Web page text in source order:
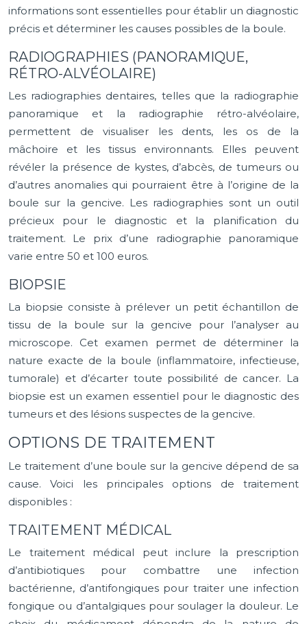
informations sont essentielles pour établir un diagnostic
précis et déterminer les causes possibles de la boule.
RADIOGRAPHIES (PANORAMIQUE,
RÉTRO-ALVÉOLAIRE)
Les radiographies dentaires, telles que la radiographie
panoramique et la radiographie rétro-alvéolaire,
permettent de visualiser les dents, les os de la
mâchoire et les tissus environnants. Elles peuvent
révéler la présence de kystes, d’abcès, de tumeurs ou
d’autres anomalies qui pourraient être à l’origine de la
boule sur la gencive. Les radiographies sont un outil
précieux pour le diagnostic et la planification du
traitement. Le prix d’une radiographie panoramique
varie entre 50 et 100 euros.
BIOPSIE
La biopsie consiste à prélever un petit échantillon de
tissu de la boule sur la gencive pour l’analyser au
microscope. Cet examen permet de déterminer la
nature exacte de la boule (inflammatoire, infectieuse,
tumorale) et d’écarter toute possibilité de cancer. La
biopsie est un examen essentiel pour le diagnostic des
tumeurs et des lésions suspectes de la gencive.
OPTIONS DE TRAITEMENT
Le traitement d’une boule sur la gencive dépend de sa
cause. Voici les principales options de traitement
disponibles :
TRAITEMENT MÉDICAL
Le traitement médical peut inclure la prescription
d’antibiotiques pour combattre une infection
bactérienne, d’antifongiques pour traiter une infection
fongique ou d’antalgiques pour soulager la douleur. Le